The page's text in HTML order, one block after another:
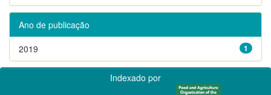
Ano de publicação
1
2019
Indexado por